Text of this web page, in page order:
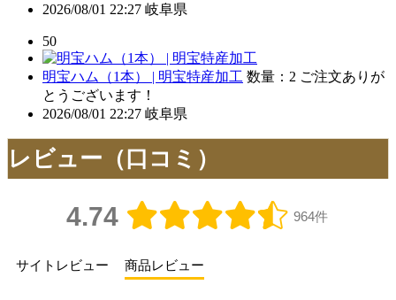
2026/08/01 22:27 岐阜県
50
明宝ハム（1本） | 明宝特産加工 数量：2 ご注文ありが
とうございます！
2026/08/01 22:27 岐阜県
レビュー（口コミ）
4.74 964件
サイトレビュー 商品レビュー